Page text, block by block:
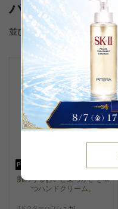
バストケア
並び替え
P可
肌のうるおいと柔らかさを保
つハンドクリーム。
肌のうるおいと柔らかさを保